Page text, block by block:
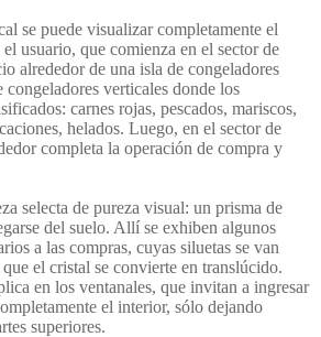
se puede visualizar completamente el
usuario, que comienza en el sector de
alrededor de una isla de congeladores
congeladores verticales donde los
carnes rojas, pescados, mariscos,
helados. Luego, en el sector de
completa la operación de compra y
selecta de pureza visual: un prisma de
del suelo. Allí se exhiben algunos
a las compras, cuyas siluetas se van
el cristal se convierte en translúcido.
en los ventanales, que invitan a ingresar
el interior, sólo dejando
superiores.